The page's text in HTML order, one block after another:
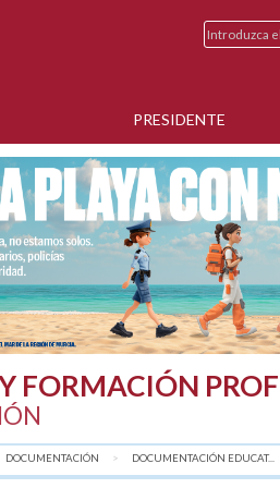
PRESIDENTE
FORMACIÓN
DOCUMENTACIÓN DOCUMENTACIÓN EDUCAT...